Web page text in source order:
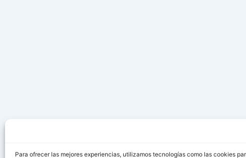
Para ofrecer las mejores experiencias, utilizamos tecnologías como las cookies